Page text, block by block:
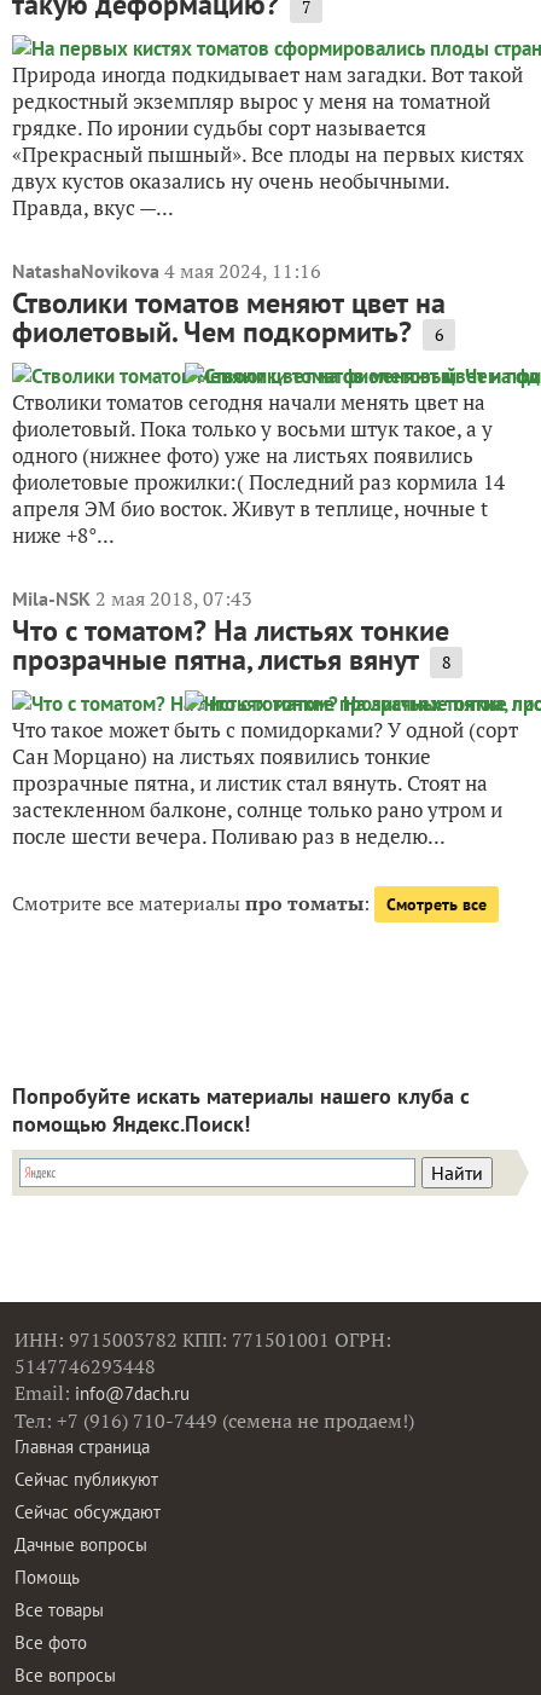
7
Природа иногда подкидывает нам загадки. Вот такой
редкостный экземпляр вырос у меня на томатной
грядке. По иронии судьбы сорт называется
«Прекрасный пышный». Все плоды на первых кистях
двух кустов оказались ну очень необычными.
Правда, вкус —...
NatashaNovikova 4 мая 2024, 11:16
Стволики томатов меняют цвет на
фиолетовый. Чем подкормить? 6
Стволики томатов сегодня начали менять цвет на
фиолетовый. Пока только у восьми штук такое, а у
одного (нижнее фото) уже на листьях появились
фиолетовые прожилки:( Последний раз кормила 14
апреля ЭМ био восток. Живут в теплице, ночные t
ниже +8°...
Mila-NSK 2 мая 2018, 07:43
Что с томатом? На листьях тонкие
прозрачные пятна, листья вянут 8
Что такое может быть с помидорками? У одной (сорт
Сан Морцано) на листьях появились тонкие
прозрачные пятна, и листик стал вянуть. Стоят на
застекленном балконе, солнце только рано утром и
после шести вечера. Поливаю раз в неделю...
Смотрите все материалыпро томаты: Смотреть все
Попробуйте искать материалы нашего клуба с
помощью Яндекс.Поиск!
ИНН: 9715003782 КПП: 771501001 ОГРН:
5147746293448
Email: info@7dach.ru
Тел: +7 (916) 710-7449 (семена не продаем!)
Главная страница
Сейчас публикуют
Сейчас обсуждают
Дачные вопросы
Помощь
Все товары
Все фото
Все вопросы